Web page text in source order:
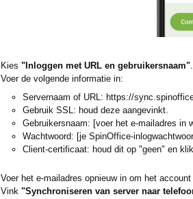
Kies "Inloggen met URL en gebruikersnaam"
Voer de volgende informatie in:
Servernaam of URL: https://
Gebruik SSL: houd deze aangevinkt.
Gebruikersnaam: [voer het e-mailadres in
Wachtwoord: [je SpinOffice-
Client-certificaat: houd dit op "geen" en
Voer het e-mailadres opnieuw in om het
Vink "Synchroniseren van server naar